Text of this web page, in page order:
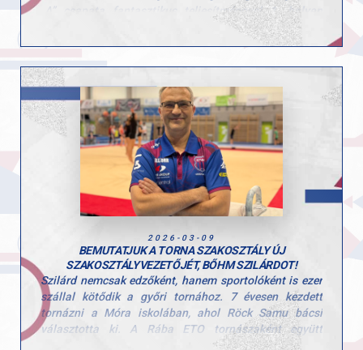
„A” csapata fantasztikus teljesítménnyel1. helyen
5. helyet szerezte meg
Csapatbajnok (GYAC „A”):
Tóth-Prépost Petra, Linnert Noémi Anna, Zsédely
Rozália, Feix Dorka
GYAC „B” csapat (5. hely):
Birinyi Bodza, Csonka-Rajky Elizabet, Tamásy Alexa,
Szilágyi-Janó Polli
Az egyéni összetett versenyben is több szép helyezés
Bronzérem: Tóth-Prépost Petra
5. Linnert Noémi Anna
9. Zsédely Rozália
10. Szilágyi-Janó Polli
Szerenkénti döntőkben:
Aranyérem -Gerenda – Tóth-Prépost Petra
Ezüstérem - Gerenda – Feix Fruzsina
Bronérem - Talaj – Linnert Noémi Anna
2026-03-09
BEMUTATJUK A TORNA SZAKOSZTÁLY ÚJ
SZAKOSZTÁLYVEZETŐJÉT, BŐHM SZILÁRDOT!
Szilárd nemcsak edzőként, hanem sportolóként is ezer
szállal kötődik a győri tornához. 7 évesen kezdett
tornázni a Móra iskolában, ahol Röck Samu bácsi
választotta ki. A Rába ETO tornászaként együtt
sportolt többek között Borkai Zsolttal és Csollány